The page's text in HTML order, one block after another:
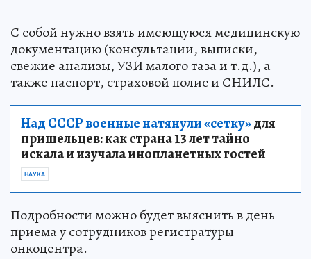
С собой нужно взять имеющуюся медицинскую
документацию (консультации, выписки,
свежие анализы, УЗИ малого таза и т.д.), а
также паспорт, страховой полис и СНИЛС.
Над СССР военные натянули «сетку»для
пришельцев: как страна 13 лет тайно
искала и изучала инопланетных гостей
НАУКА
Подробности можно будет выяснить в день
приема у сотрудников регистратуры
онкоцентра.